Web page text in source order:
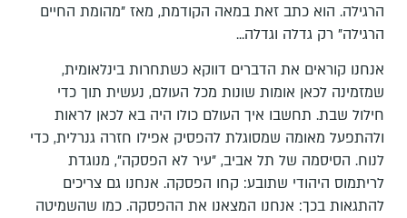
הרגילה. הוא כתב זאת במאה הקודמת, מאז "מהומת החיים
הרגילה" רק גדלה וגדלה...
אנחנו קוראים את הדברים דווקא כשתחרות בינלאומית,
שמזמינה לכאן אומות שונות מכל העולם, נעשית תוך כדי
חילול שבת. תחשבו איך העולם כולו היה בא לכאן לראות
ולהתפעל מאומה שמסוגלת להפסיק אפילו חזרה גנרלית, כדי
לנוח. הסיסמה של תל אביב, "עיר לא הפסקה", מנוגדת
לריתמוס היהודי שתובע: קחו הפסקה. אנחנו גם צריכים
להתגאות בכך: אנחנו המצאנו את ההפסקה. כמו שהשמיטה